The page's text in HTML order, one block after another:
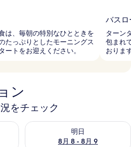
は、毎朝の特別なひとときを
たっぷりとしたモーニングス
ートをお迎えください。
バスロ
ターン
包まれ
おりま
ン
をチェック
況をチェック
明日
8月 8 - 8月 9
明日 8月 8 - 8月 9 の空室状況